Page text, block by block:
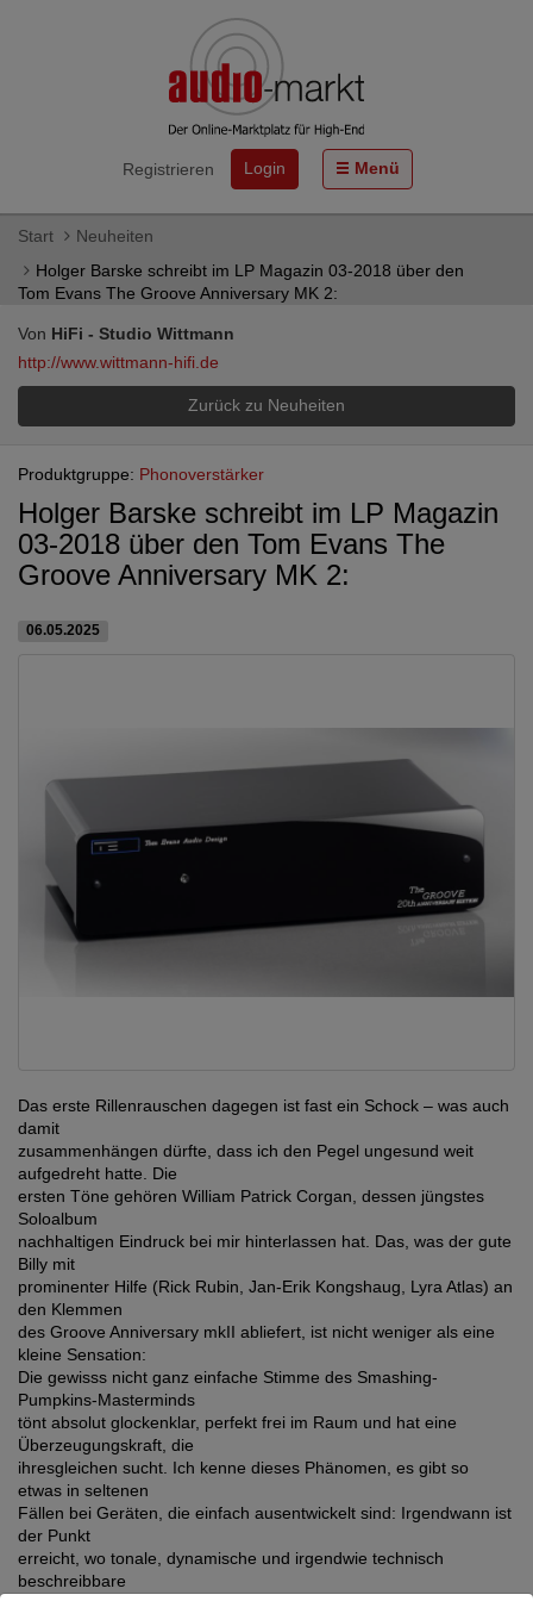
Registrieren Login Menü
Start
Neuheiten
Holger Barske schreibt im LP Magazin 03-2018 über den
Tom Evans The Groove Anniversary MK 2:
Von HiFi - Studio Wittmann
http://www.wittmann-hifi.de
Zurück zu Neuheiten
Produktgruppe: Phonoverstärker
Holger Barske schreibt im LP Magazin
03-2018 über den Tom Evans The
Groove Anniversary MK 2:
06.05.2025
Das erste Rillenrauschen dagegen ist fast ein Schock – was auch
damit
zusammenhängen dürfte, dass ich den Pegel ungesund weit
aufgedreht hatte. Die
ersten Töne gehören William Patrick Corgan, dessen jüngstes
Soloalbum
nachhaltigen Eindruck bei mir hinterlassen hat. Das, was der gute
Billy mit
prominenter Hilfe (Rick Rubin, Jan-Erik Kongshaug, Lyra Atlas) an
den Klemmen
des Groove Anniversary mkII abliefert, ist nicht weniger als eine
kleine Sensation:
Die gewisss nicht ganz einfache Stimme des Smashing-
Pumpkins-Masterminds
tönt absolut glockenklar, perfekt frei im Raum und hat eine
Überzeugungskraft, die
ihresgleichen sucht. Ich kenne dieses Phänomen, es gibt so
etwas in seltenen
Fällen bei Geräten, die einfach ausentwickelt sind: Irgendwann ist
der Punkt
erreicht, wo tonale, dynamische und irgendwie technisch
beschreibbare